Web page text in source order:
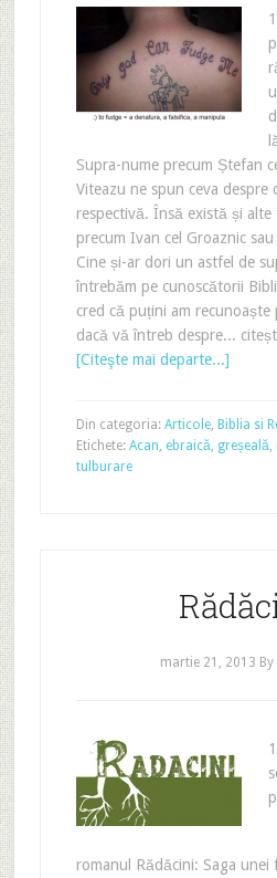
Supra-nume precum Ștefan
Viteazu ne spun ceva despre
respectivă. Însă există și
precum Ivan cel Groaznic
Cine și-ar dori un astfel de
întrebăm pe cunoscătorii
cred că puțini am recunoaște
dacă vă întreb despre...
[Citeşte mai departe...]
Din categoria: Articole, Biblia si
Etichete: Acan, ebraică, greșeală,
tulburare
martie 21, 2013 By
romanul Rădăcini: Saga unei